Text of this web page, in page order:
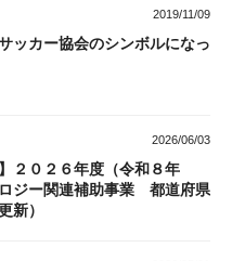
2019/11/09
ッカー協会のシンボルになっ
2026/06/03
２０２６年度（令和８年
ジー関連補助事業 都道府県
新）